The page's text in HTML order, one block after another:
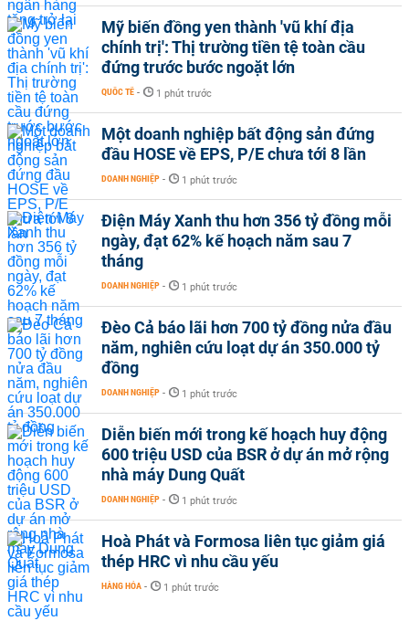
Mỹ biến đồng yen thành 'vũ khí địa
chính trị': Thị trường tiền tệ toàn cầu
đứng trước bước ngoặt lớn
QUỐC TẾ - 1 phút trước
Một doanh nghiệp bất động sản đứng
đầu HOSE về EPS, P/E chưa tới 8 lần
DOANH NGHIỆP - 1 phút trước
Điện Máy Xanh thu hơn 356 tỷ đồng mỗi
ngày, đạt 62% kế hoạch năm sau 7
tháng
DOANH NGHIỆP - 1 phút trước
Đèo Cả báo lãi hơn 700 tỷ đồng nửa đầu
năm, nghiên cứu loạt dự án 350.000 tỷ
đồng
DOANH NGHIỆP - 1 phút trước
Diễn biến mới trong kế hoạch huy động
600 triệu USD của BSR ở dự án mở rộng
nhà máy Dung Quất
DOANH NGHIỆP - 1 phút trước
Hoà Phát và Formosa liên tục giảm giá
thép HRC vì nhu cầu yếu
HÀNG HÓA - 1 phút trước